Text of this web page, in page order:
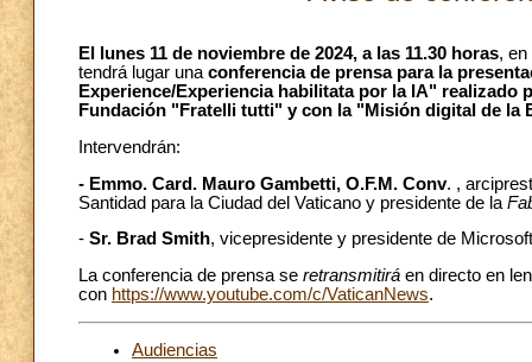
El lunes 11 de noviembre de 2024, a las 11.30 horas, en
tendrá lugar unaconferencia de prensa para la
Experience/Experiencia habilitata por la IA"
Fundación "Fratelli tutti" y con la "Misión digital de la
Intervendrán:
- Emmo. Card. Mauro Gambetti, O.F.M. Conv. ,
Santidad para la Ciudad del Vaticano y presidente de la
- Sr. Brad Smith, vicepresidente y presidente de
La conferencia de prensa se retransmitirá en directo en
con https://www.youtube.com/c/VaticanNews.
Audiencias